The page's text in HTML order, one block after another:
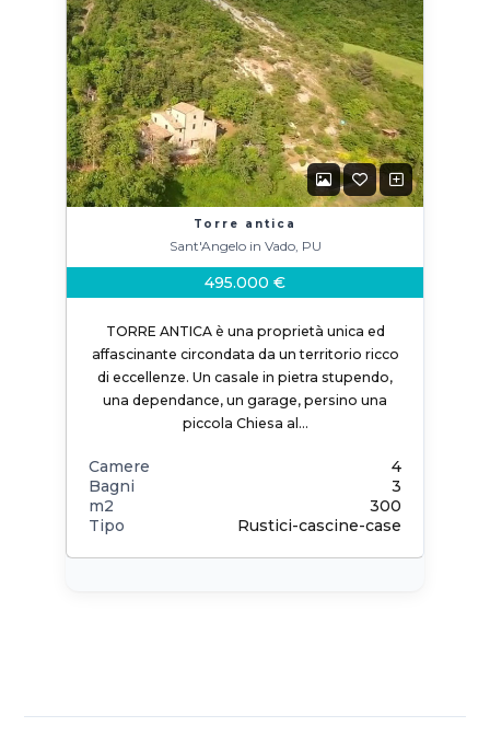
Torre antica
Sant'Angelo in Vado, PU
495.000 €
TORRE ANTICA è una proprietà unica ed
affascinante circondata da un territorio ricco
di eccellenze. Un casale in pietra stupendo,
una dependance, un garage, persino una
piccola Chiesa al…
Camere
4
Bagni
3
m2
300
Tipo
Rustici-cascine-case